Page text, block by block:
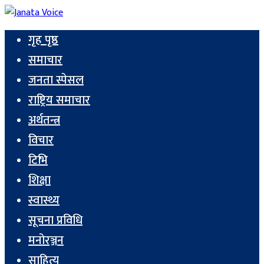
गृह पृष्ठ
समाचार
जनता स्पेसल
राष्ट्रिय समाचार
अर्थतन्त्र
विचार
टिभि
शिक्षा
स्वास्थ्य
सूचना प्रविधि
मनोरञ्जन